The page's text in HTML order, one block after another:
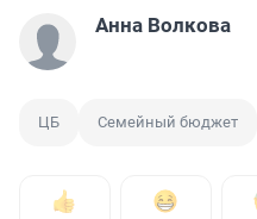
Анна Волкова
ЦБ Семейный бюджет